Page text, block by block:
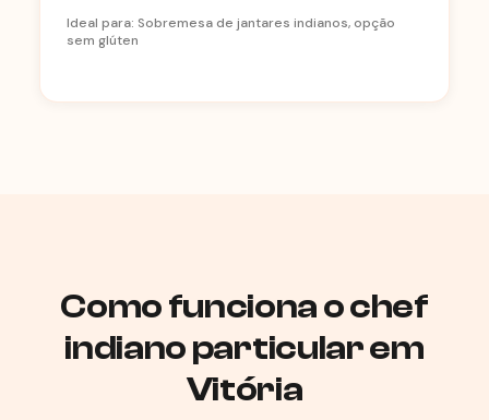
Ideal para: Sobremesa de jantares indianos, opção
sem glúten
Como funciona o chef
indiano particular em
Vitória